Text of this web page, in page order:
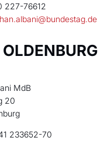
227-76612
OLDENBURG
MdB
20
233652-70